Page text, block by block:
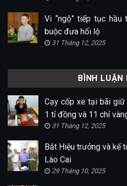
Vi “ngộ” tiếp tục hầu
buộc đưa hối lộ
31 Tháng 12, 2025
BÌNH LUẬN
Cạy cốp xe tại bãi giữ
1 tỉ đồng và 11 chỉ
31 Tháng 12, 2025
Bắt Hiệu trưởng và kế
Lào Cai
29 Tháng 10, 2025